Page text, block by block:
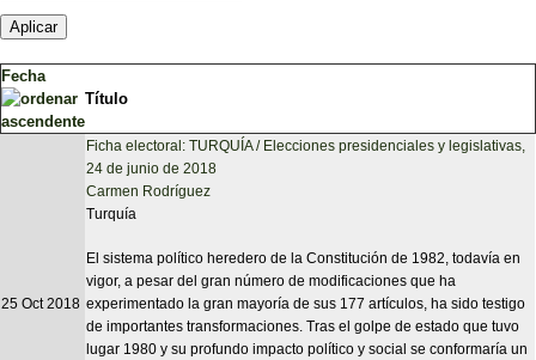
Fecha
Título
25 Oct 2018
Ficha electoral: TURQUÍA / Elecciones presidenciales y legislativas,
24 de junio de 2018
Carmen Rodríguez
Turquía
El sistema político heredero de la Constitución de 1982, todavía en
vigor, a pesar del gran número de modificaciones que ha
experimentado la gran mayoría de sus 177 artículos, ha sido testigo
de importantes transformaciones. Tras el golpe de estado que tuvo
lugar 1980 y su profundo impacto político y social se conformaría un